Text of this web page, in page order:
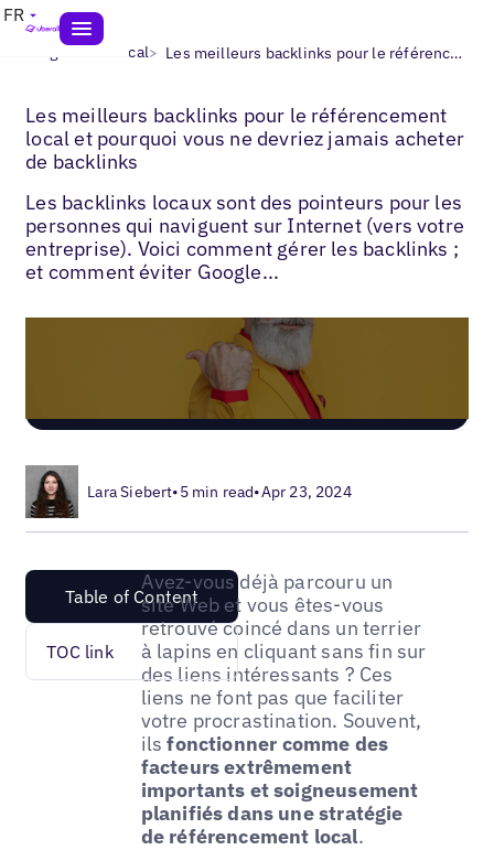
FR
Blogs> SEO local> Les meilleurs backlinks pour le référencement
Les meilleurs backlinks pour le référencement
local et pourquoi vous ne devriez jamais acheter
de backlinks
Les backlinks locaux sont des pointeurs pour les
personnes qui naviguent sur Internet (vers votre
entreprise). Voici comment gérer les backlinks ;
et comment éviter Google...
Lara Siebert•5 min read•Apr 23, 2024
Table of Content
TOC link
Avez-vous déjà parcouru un
site Web et vous êtes-vous
retrouvé coincé dans un terrier
à lapins en cliquant sans fin sur
des liens intéressants ? Ces
liens ne font pas que faciliter
votre procrastination. Souvent,
ilsfonctionner comme des
facteurs extrêmement
importants et soigneusement
planifiés dans une stratégie
de référencement local.